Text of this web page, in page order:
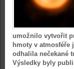
umožnilo vytvořit
hmoty v atmosféře
odhalila nečekané
Výsledky byly